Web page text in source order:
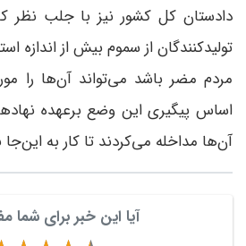
دادستان کل کشور نیز با جلب نظر
تولیدکنندگان از سموم بیش از اندازه
مردم مضر باشد می‌تواند آن‌ها را
اساس پیگیری این وضع برعهده
آن‌ها مداخله می‌کردند تا کار به
آیا این خبر برای شما